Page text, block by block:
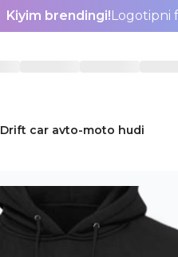
Kiyim brendingi!Logotipni
Drift car avto-moto hudi